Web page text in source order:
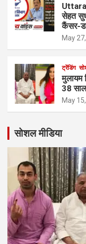
सेहत
कैंसर-
May
ट्रेंडिंग
मुलायम
38
May
सोशल मीडिया